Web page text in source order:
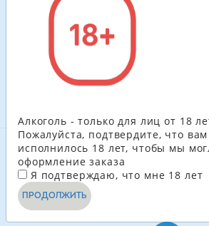
100.80
В КОРЗИНУ
СМОТРЕТЬ ЕЩЁ
Алкоголь - только для лиц от 18
Пожалуйста, подтвердите, что
исполнилось 18 лет, чтобы мы
оформление заказа
Я подтверждаю, что мне 18 лет
ПРОДОЛЖИТЬ